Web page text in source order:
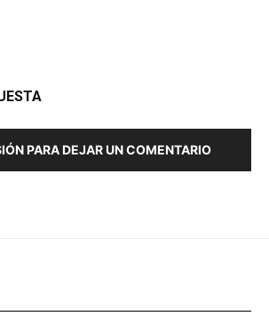
PARA DEJAR UN COMENTARIO